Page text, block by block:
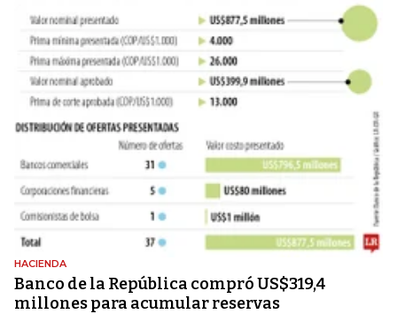
HACIENDA
Banco de la República compró US$319,4
millones para acumular reservas